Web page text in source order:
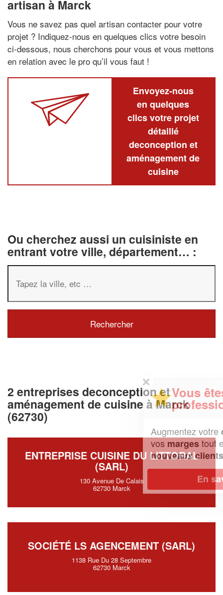
artisan à Marck
Vous ne savez pas quel artisan contacter pour votre
projet ? Indiquez-nous en quelques clics votre besoin
ci-dessous, nous cherchons pour vous et vous mettons
en relation avec le pro qu’il vous faut !
Envoyez-nous
en quelques
clics votre projet
détaillé
deconception et
aménagement de
cuisine
Ou cherchez aussi un cuisiniste en
entrant votre ville, département… :
2 entreprises deconception et
aménagement de cuisine à Marck
(62730)
ENTREPRISE CUISINE DU LITTORAL
(SARL)
130 Avenue De Calais
62730 Marck
SOCIÉTÉ LS AGENCEMENT (SARL)
1138 Rue Du 28 Septembre
62730 Marck
Vous êtes un
professionnel ?
chiffre d'affaireset
tout en gagnant de
nouveaux clients!
En savoir plus